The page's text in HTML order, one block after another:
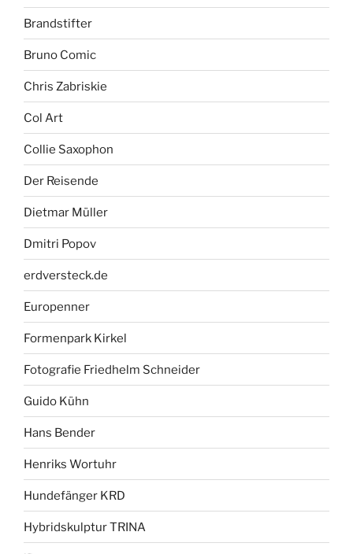
Brandstifter
Bruno Comic
Chris Zabriskie
Col Art
Collie Saxophon
Der Reisende
Dietmar Müller
Dmitri Popov
erdversteck.de
Europenner
Formenpark Kirkel
Fotografie Friedhelm Schneider
Guido Kühn
Hans Bender
Henriks Wortuhr
Hundefänger KRD
Hybridskulptur TRINA